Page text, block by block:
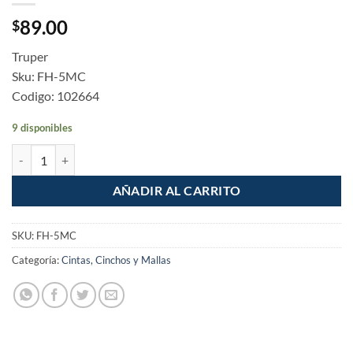
$89.00
Truper
Sku: FH-5MC
Codigo: 102664
9 disponibles
AÑADIR AL CARRITO
SKU: FH-5MC
Categoría:Cintas, Cinchos y Mallas